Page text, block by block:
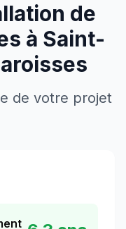
de
à Saint-
de votre projet